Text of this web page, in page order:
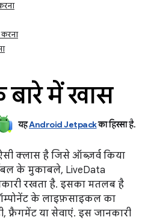
में खास
यहAndroid Jetpackका हिस्सा है.
क्लास है जिसे ऑब्ज़र्व किया
के मुकाबले, LiveData
रखता है. इसका मतलब है
के लाइफ़साइकल का
फ़्रैगमेंट या सेवाएं. इस जानकारी